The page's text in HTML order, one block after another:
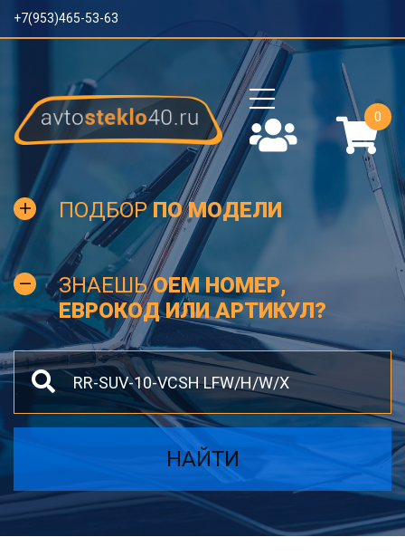
+7(953)465-53-63
0
ПОДБОРПО МОДЕЛИ
ЗНАЕШЬOEM НОМЕР,
ЕВРОКОД ИЛИ АРТИКУЛ?
НАЙТИ